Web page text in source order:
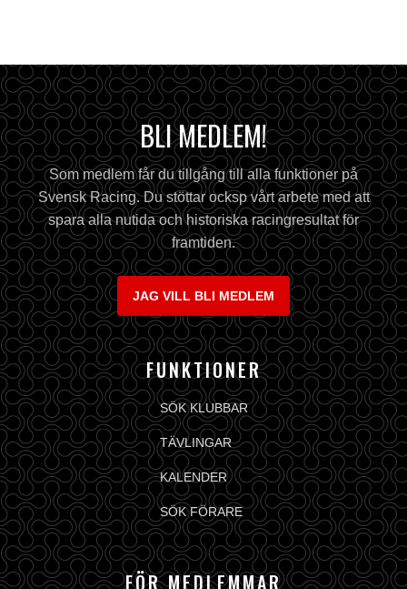
BLI MEDLEM!
Som medlem får du tillgång till alla funktioner på
Svensk Racing. Du stöttar ocksp vårt arbete med att
spara alla nutida och historiska racingresultat för
framtiden.
JAG VILL BLI MEDLEM
FUNKTIONER
SÖK KLUBBAR
TÄVLINGAR
KALENDER
SÖK FÖRARE
FÖR MEDLEMMAR